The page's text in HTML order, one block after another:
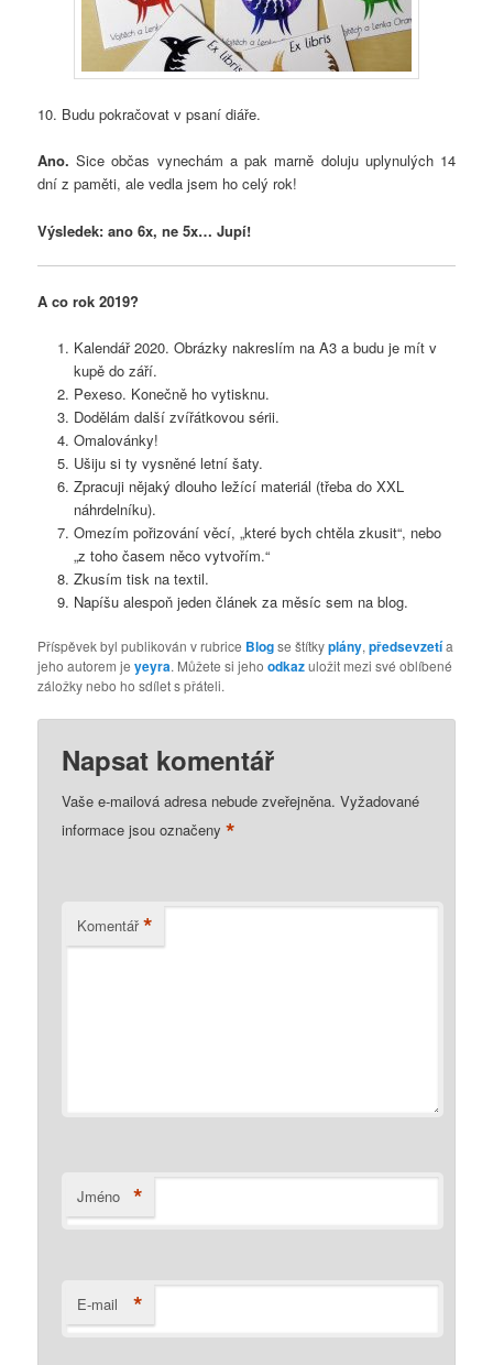
10. Budu pokračovat v psaní diáře.
Ano. Sice občas vynechám a pak marně doluju uplynulých 14
dní z paměti, ale vedla jsem ho celý rok!
Výsledek: ano 6x, ne 5x… Jupí!
A co rok 2019?
Kalendář 2020. Obrázky nakreslím na A3 a budu je mít v
kupě do září.
Pexeso. Konečně ho vytisknu.
Dodělám další zvířátkovou sérii.
Omalovánky!
Ušiju si ty vysněné letní šaty.
Zpracuji nějaký dlouho ležící materiál (třeba do XXL
náhrdelníku).
Omezím pořizování věcí, „které bych chtěla zkusit“, nebo
„z toho časem něco vytvořím.“
Zkusím tisk na textil.
Napíšu alespoň jeden článek za měsíc sem na blog.
Příspěvek byl publikován v rubrice Blogse štítkyplány,předsevzetía
jeho autorem jeyeyra. Můžete si jehoodkazuložit mezi své oblíbené
záložky nebo ho sdílet s přáteli.
Napsat komentář
Vaše e-mailová adresa nebude zveřejněna. Vyžadované
informace jsou označeny*
Komentář *
Jméno *
E-mail *